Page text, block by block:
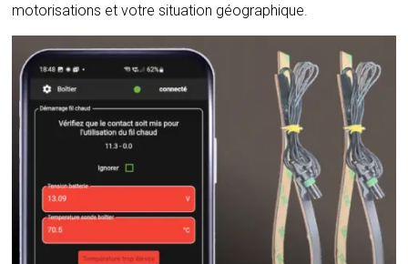
motorisations et votre situation géographique.